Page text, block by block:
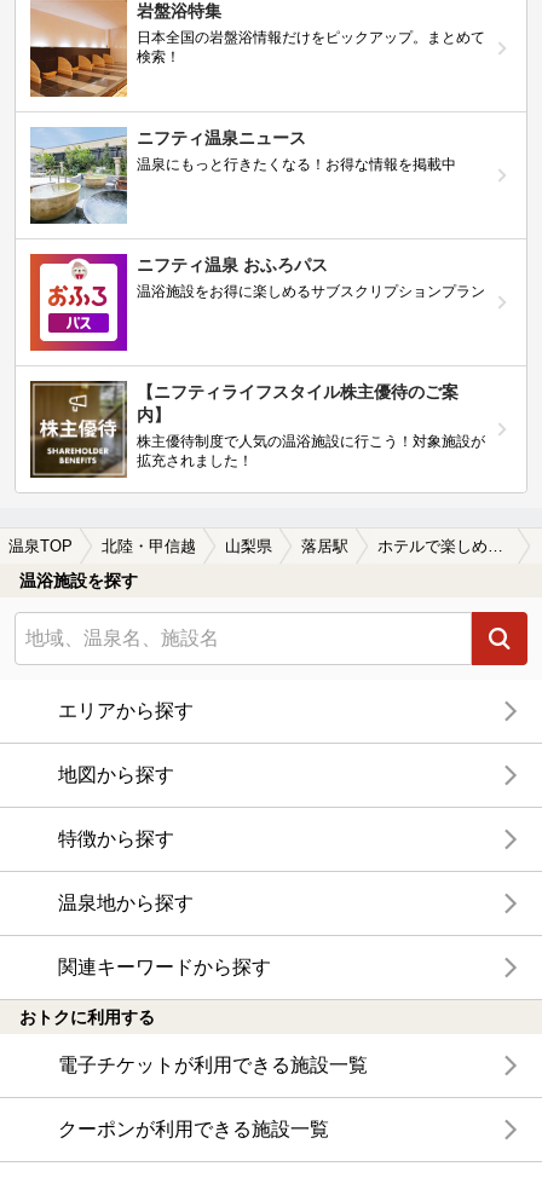
岩盤浴特集
日本全国の岩盤浴情報だけをピックアップ。まとめて
検索！
ニフティ温泉ニュース
温泉にもっと行きたくなる！お得な情報を掲載中
ニフティ温泉 おふろパス
温浴施設をお得に楽しめるサブスクリプションプラン
【ニフティライフスタイル株主優待のご案
内】
株主優待制度で人気の温浴施設に行こう！対象施設が
拡充されました！
温泉TOP 北陸・甲信越 山梨県 落居駅 ホテルで楽しめる落居駅近くの温泉、日帰り温泉、スーパー銭湯おすすめ
温浴施設を探す
エリアから探す
地図から探す
特徴から探す
温泉地から探す
関連キーワードから探す
おトクに利用する
電子チケットが利用できる施設一覧
クーポンが利用できる施設一覧